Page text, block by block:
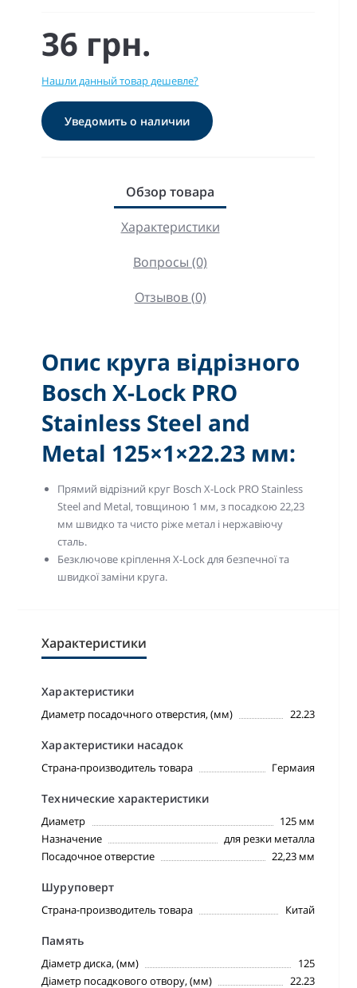
36 грн.
Нашли данный товар дешевле?
Уведомить о наличии
Обзор товара
Характеристики
Вопросы (0)
Отзывов (0)
Опис круга відрізного
Bosch X-Lock PRO
Stainless Steel and
Metal 125×1×22.23 мм:
Прямий відрізний круг Bosch X-Lock PRO Stainless
Steel and Metal, товщиною 1 мм, з посадкою 22,23
мм швидко та чисто ріже метал і нержавіючу
сталь.
Безключове кріплення X-Lock для безпечної та
швидкої заміни круга.
Характеристики
Характеристики
Диаметр посадочного отверстия, (мм) 22.23
Характеристики насадок
Страна-производитель товара Гермаия
Технические характеристики
Диаметр
125 мм
Назначение
для резки металла
Посадочное отверстие
22,23 мм
Шуруповерт
Страна-производитель товара Китай
Память
Діаметр диска, (мм)
125
Діаметр посадкового отвору, (мм)
22.23